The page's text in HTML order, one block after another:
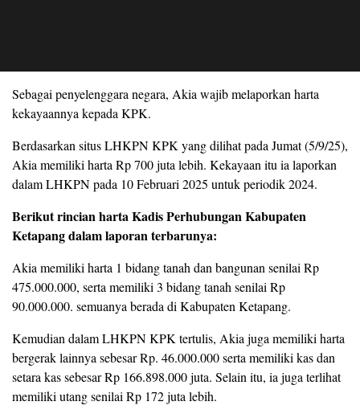
Sebagai penyelenggara negara, Akia wajib melaporkan harta
kekayaannya kepada KPK.
Berdasarkan situs LHKPN KPK yang dilihat pada Jumat (5/9/25),
Akia memiliki harta Rp 700 juta lebih. Kekayaan itu ia laporkan
dalam LHKPN pada 10 Februari 2025 untuk periodik 2024.
Berikut rincian harta Kadis Perhubungan Kabupaten
Ketapang dalam laporan terbarunya:
Akia memiliki harta 1 bidang tanah dan bangunan senilai Rp
475.000.000, serta memiliki 3 bidang tanah senilai Rp
90.000.000. semuanya berada di Kabupaten Ketapang.
Kemudian dalam LHKPN KPK tertulis, Akia juga memiliki harta
bergerak lainnya sebesar Rp. 46.000.000 serta memiliki kas dan
setara kas sebesar Rp 166.898.000 juta. Selain itu, ia juga terlihat
memiliki utang senilai Rp 172 juta lebih.